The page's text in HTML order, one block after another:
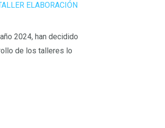
ELABORACIÓN
2024, han decidido
de los talleres lo